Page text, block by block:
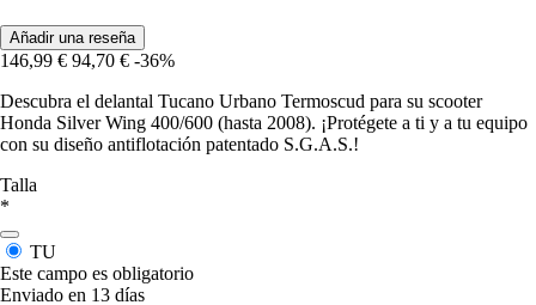
Añadir una reseña
146,99 € 94,70 € -36%
Descubra el delantal Tucano Urbano Termoscud para su scooter
Honda Silver Wing 400/600 (hasta 2008). ¡Protégete a ti y a tu equipo
con su diseño antiflotación patentado S.G.A.S.!
Talla
*
TU
Este campo es obligatorio
Enviado en 13 días